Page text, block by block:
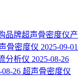
品牌超声骨密度仪产
骨密度仪 2025-09-01
分析仪 2025-08-26
08-26 超声骨密度仪